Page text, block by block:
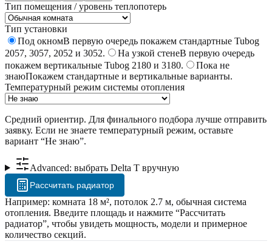
Тип помещения / уровень теплопотерь
Тип установки
Под окномВ первую очередь покажем стандартные Tubog
2057, 3057, 2052 и 3052.
На узкой стенеВ первую очередь
покажем вертикальные Tubog 2180 и 3180.
Пока не
знаюПокажем стандартные и вертикальные варианты.
Температурный режим системы отопления
Средний ориентир. Для финального подбора лучше отправить
заявку. Если не знаете температурный режим, оставьте
вариант “Не знаю”.
Advanced: выбрать Delta T вручную
Рассчитать радиатор
Например: комната 18 м², потолок 2.7 м, обычная система
отопления. Введите площадь и нажмите “Рассчитать
радиатор”, чтобы увидеть мощность, модели и примерное
количество секций.